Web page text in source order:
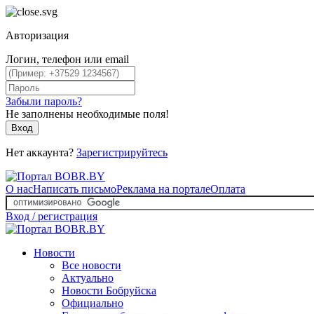
Авторизация
Логин, телефон или email
Забыли пароль?
Не заполнены необходимые поля!
Вход
Нет аккаунта? Зарегистрируйтесь
О насНаписать письмоРеклама на порталеОплата
Вход / регистрация
Новости
Все новости
Актуально
Новости Бобруйска
Официально